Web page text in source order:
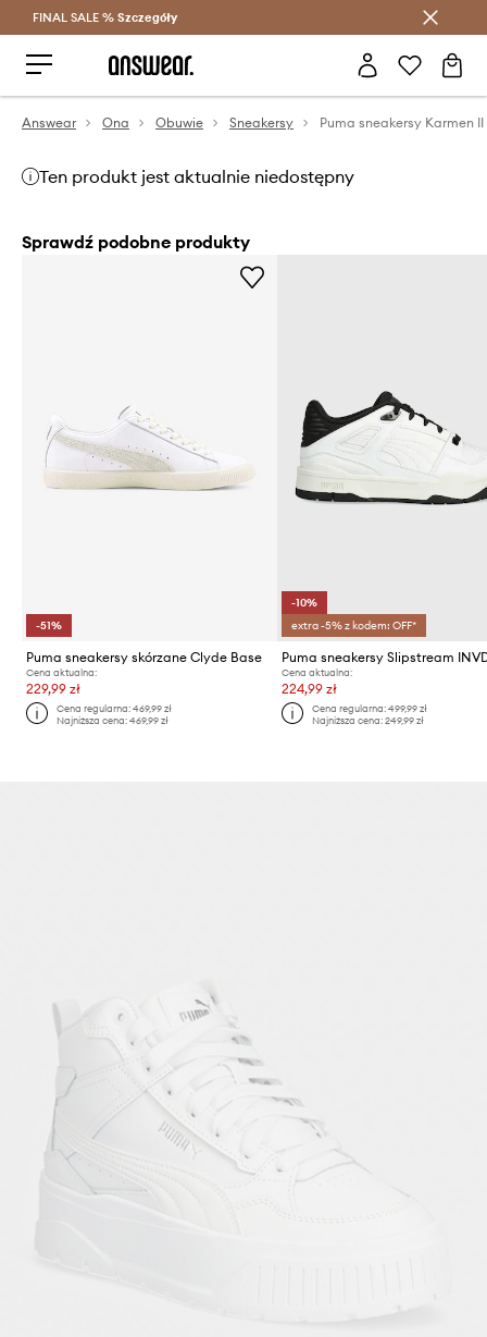
Oszczędzaj z Answear Club >
FINAL SALE % Szczegóły
Answear Ona Obuwie Sneakersy Puma sneakersy Karmen
Ten produkt jest aktualnie niedostępny
Sprawdź podobne produkty
-51%
Puma sneakersy skórzane Clyde Base
Cena aktualna:
229,99 zł
Cena regularna:469,99 zł
Najniższa cena:469,99 zł
-10%
extra -5% z kodem: OFF*
Puma sneakersy Slipstream
Cena aktualna:
224,99 zł
Cena regularna: 499,99 zł
Najniższa cena: 249,99 zł